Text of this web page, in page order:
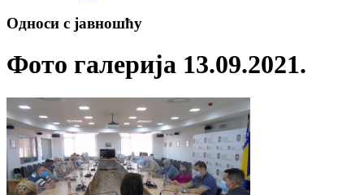
Односи с јавношћу
Фото галерија 13.09.2021.